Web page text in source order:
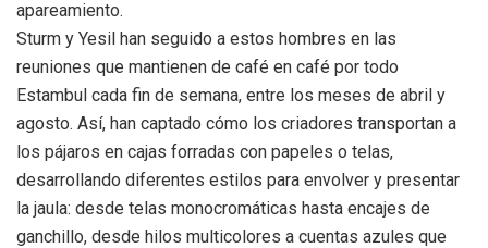
apareamiento.
Sturm y Yesil han seguido a estos hombres en las
reuniones que mantienen de café en café por todo
Estambul cada fin de semana, entre los meses de abril y
agosto. Así, han captado cómo los criadores transportan a
los pájaros en cajas forradas con papeles o telas,
desarrollando diferentes estilos para envolver y presentar
la jaula: desde telas monocromáticas hasta encajes de
ganchillo, desde hilos multicolores a cuentas azules que